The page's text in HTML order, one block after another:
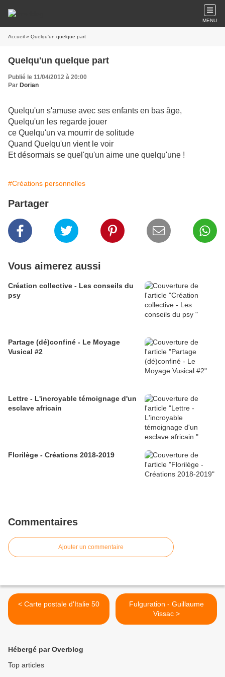
MENU
Accueil » Quelqu'un quelque part
Quelqu'un quelque part
Publié le 11/04/2012 à 20:00
Par Dorian
Quelqu'un s'amuse avec ses enfants en bas âge,
Quelqu'un les regarde jouer
ce Quelqu'un va mourrir de solitude
Quand Quelqu'un vient le voir
Et désormais se quel'qu'un aime une quelqu'une !
#Créations personnelles
Partager
Vous aimerez aussi
Création collective - Les conseils du
psy
Partage (dé)confiné - Le Moyage
Vusical #2
Lettre - L'incroyable témoignage d'un
esclave africain
Florilège - Créations 2018-2019
Commentaires
Ajouter un commentaire
< Carte postale d'Italie 50
Fulguration - Guillaume
Vissac >
Hébergé par Overblog
Top articles